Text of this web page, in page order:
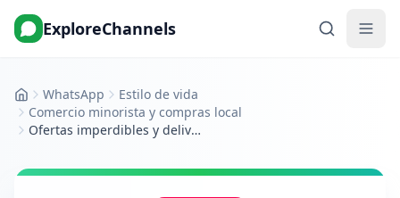
ExploreChannels
InicioWhatsApp
Estilo de vida
Comercio minorista y compras local
Ofertas imperdibles y delivery rápido en Chile